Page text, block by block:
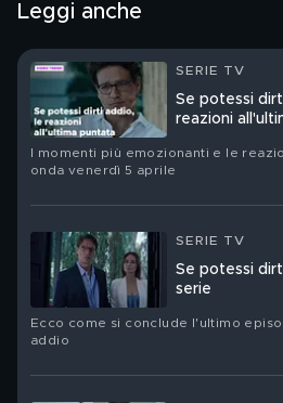
Leggi anche
SERIE TV
Se potessi
reazioni
I momenti più emozionanti e le
onda venerdì 5 aprile
SERIE TV
Se potessi
serie
Ecco come si conclude l'ultimo
addio